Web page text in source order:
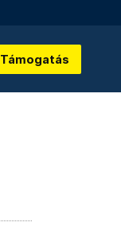
Támogatás